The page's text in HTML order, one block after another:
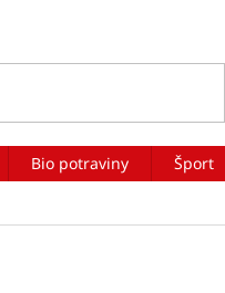
Bio potraviny Šport